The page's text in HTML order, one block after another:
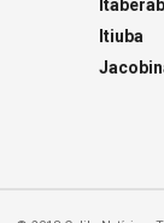
Itiuba